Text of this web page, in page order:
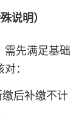
说明）
需先满足基础
：
后补缴不计